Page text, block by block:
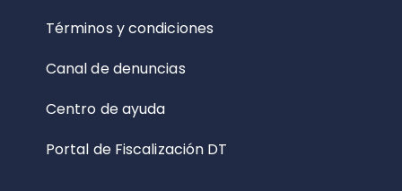
Términos y condiciones
Canal de denuncias
Centro de ayuda
Portal de Fiscalización DT